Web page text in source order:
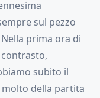
sul pezzo
prima ora di
subito il
molto della partita